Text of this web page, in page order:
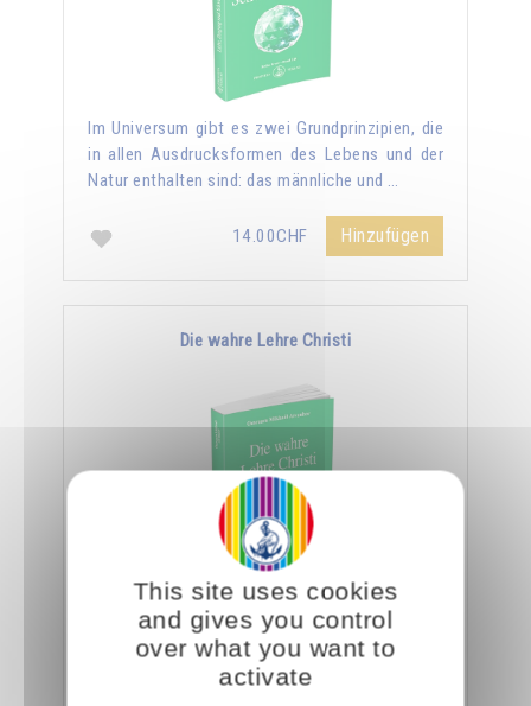
Im Universum gibt es zwei Grundprinzipien, die
in allen Ausdrucksformen des Lebens und der
Natur enthalten sind: das männliche und …
14.00CHF Hinzufügen
Die wahre Lehre Christi
Omraam Mikhaël Aïvanhov zufolge ist die
ganze Lehre Christi in den wenigen Zeilen des
Vaterunser enthalten. Er sagt: "Ein Eingeweihter
This site uses cookies
and gives you control
over what you want to
activate